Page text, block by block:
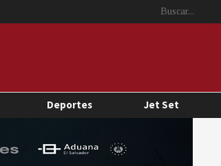
Deportes Jet Set